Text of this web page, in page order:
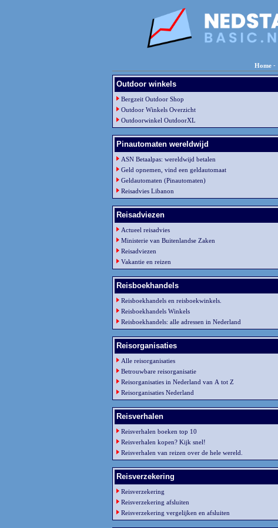
Home -
Outdoor winkels
Bergzeit Outdoor Shop
Outdoor Winkels Overzicht
Outdoorwinkel OutdoorXL
Pinautomaten wereldwijd
ASN Betaalpas: wereldwijd betalen
Geld opnemen, vind een geldautomaat
Geldautomaten (Pinautomaten)
Reisadvies Libanon
Reisadviezen
Actueel reisadvies
Ministerie van Buitenlandse Zaken
Reisadviezen
Vakantie en reizen
Reisboekhandels
Reisboekhandels en reisboekwinkels.
Reisboekhandels Winkels
Reisboekhandels: alle adressen in Nederland
Reisorganisaties
Alle reisorganisaties
Betrouwbare reisorganisatie
Reisorganisaties in Nederland van A tot Z
Reisorganisaties Nederland
Reisverhalen
Reisverhalen boeken top 10
Reisverhalen kopen? Kijk snel!
Reisverhalen van reizen over de hele wereld.
Reisverzekering
Reisverzekering
Reisverzekering afsluiten
Reisverzekering vergelijken en afsluiten